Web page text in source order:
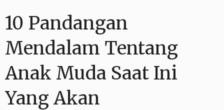
10 Pandangan
Mendalam Tentang
Anak Muda Saat Ini
Yang Akan